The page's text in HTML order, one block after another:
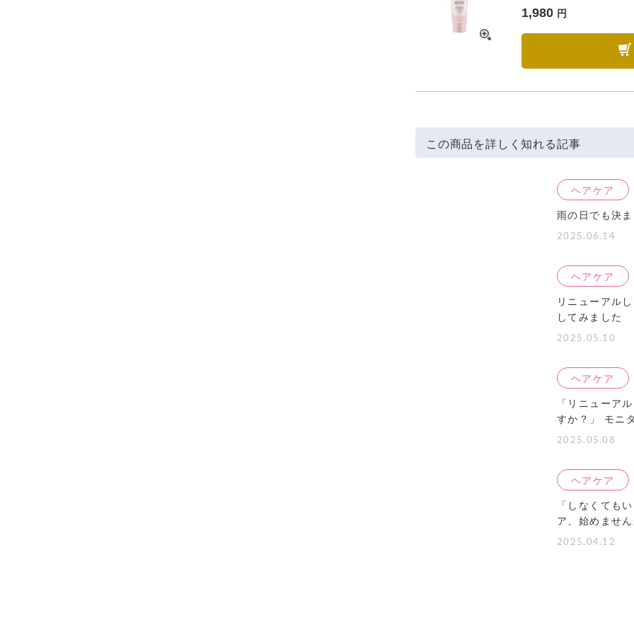
1,980 円
この商品を詳しく知れる記事
ヘアケア
雨の日でも決
2025.06.14
ヘアケア
リニューアル
してみました
2025.05.10
ヘアケア
「リニューア
すか？」 モニ
2025.05.08
ヘアケア
「しなくても
ア、始めません
2025.04.12